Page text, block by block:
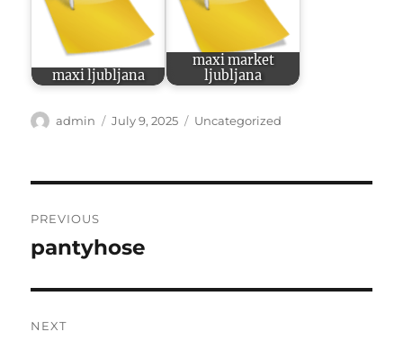
maxi ljubljana
maxi market
ljubljana
Author
admin
Posted
July 9, 2025 Categories
Uncategorized
navigation
PREVIOUS
Previous
pantyhose
NEXT